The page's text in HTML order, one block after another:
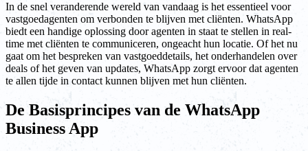
In de snel veranderende wereld van vandaag is het essentieel voor
vastgoedagenten om verbonden te blijven met cliënten. WhatsApp
biedt een handige oplossing door agenten in staat te stellen in real-
time met cliënten te communiceren, ongeacht hun locatie. Of het nu
gaat om het bespreken van vastgoeddetails, het onderhandelen over
deals of het geven van updates, WhatsApp zorgt ervoor dat agenten
te allen tijde in contact kunnen blijven met hun cliënten.
De Basisprincipes van de WhatsApp
Business App